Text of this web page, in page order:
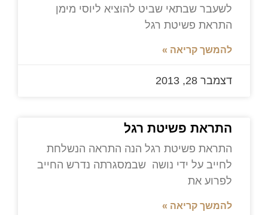
לשעבר שבתאי שביט להוציא ליוסי מימן
התראת פשיטת רגל
להמשך קריאה »
דצמבר 28, 2013
התראת פשיטת רגל
התראת פשיטת רגל הנה התראה הנשלחת
לחייב על ידי נושה שבמסגרתה נדרש החייב
לפרוע את
להמשך קריאה »